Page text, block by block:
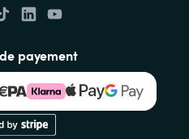
payement